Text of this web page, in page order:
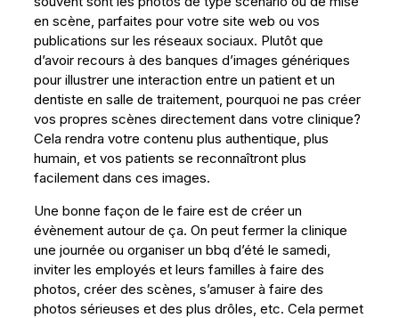
en scène, parfaites pour votre site web ou vos
publications sur les réseaux sociaux. Plutôt que
d’avoir recours à des banques d’images génériques
pour illustrer une interaction entre un patient et un
dentiste en salle de traitement, pourquoi ne pas créer
vos propres scènes directement dans votre clinique?
Cela rendra votre contenu plus authentique, plus
humain, et vos patients se reconnaîtront plus
facilement dans ces images.
Une bonne façon de le faire est de créer un
évènement autour de ça. On peut fermer la clinique
une journée ou organiser un bbq d’été le samedi,
inviter les employés et leurs familles à faire des
photos, créer des scènes, s’amuser à faire des
photos sérieuses et des plus drôles, etc. Cela permet